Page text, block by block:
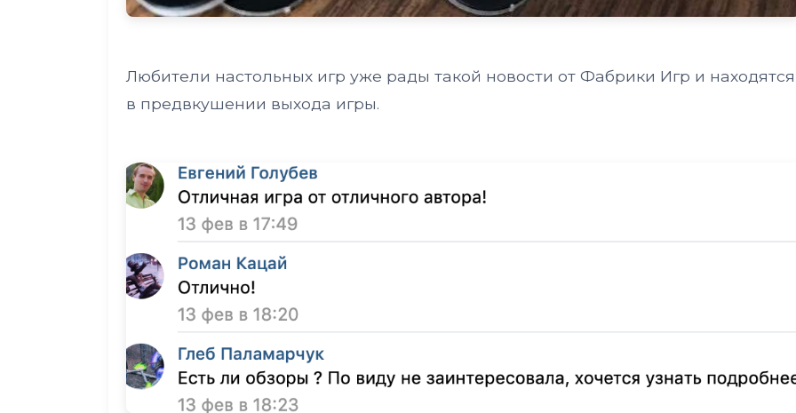
Любители настольных игр уже рады такой новости от Фабрики Игр и находятся
в предвкушении выхода игры.